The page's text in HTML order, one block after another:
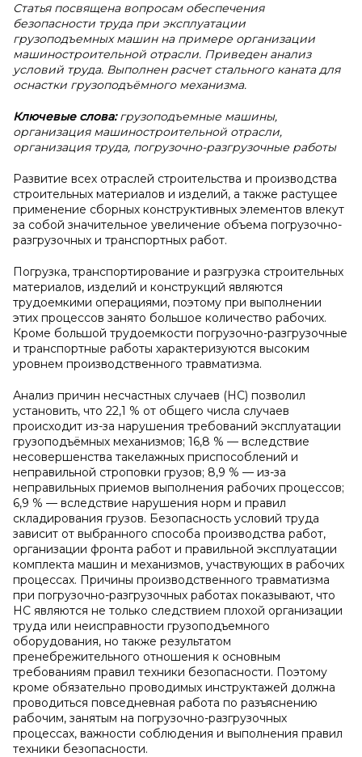
Статья посвящена вопросам обеспечения
безопасности труда при эксплуатации
грузоподъемных машин на примере организации
машиностроительной отрасли. Приведен анализ
условий труда. Выполнен расчет стального каната для
оснастки грузоподъёмного механизма.
Ключевые слова:грузоподъемные машины,
организация машиностроительной отрасли,
организация труда, погрузочно-разгрузочные работы
Развитие всех отраслей строительства и производства
строительных материалов и изделий, а также растущее
применение сборных конструктивных элементов влекут
за собой значительное увеличение объема погрузочно-
разгрузочных и транспортных работ.
Погрузка, транспортирование и разгрузка строительных
материалов, изделий и конструкций являются
трудоемкими операциями, поэтому при выполнении
этих процессов занято большое количество рабочих.
Кроме большой трудоемкости погрузочно-разгрузочные
и транспортные работы характеризуются высоким
уровнем производственного травматизма.
Анализ причин несчастных случаев (НС) позволил
установить, что 22,1 % от общего числа случаев
происходит из-за нарушения требований эксплуатации
грузоподъёмных механизмов; 16,8 % — вследствие
несовершенства такелажных приспособлений и
неправильной строповки грузов; 8,9 % — из-за
неправильных приемов выполнения рабочих процессов;
6,9 % — вследствие нарушения норм и правил
складирования грузов. Безопасность условий труда
зависит от выбранного способа производства работ,
организации фронта работ и правильной эксплуатации
комплекта машин и механизмов, участвующих в рабочих
процессах. Причины производственного травматизма
при погрузочно-разгрузочных работах показывают, что
НС являются не только следствием плохой организации
труда или неисправности грузоподъемного
оборудования, но также результатом
пренебрежительного отношения к основным
требованиям правил техники безопасности. Поэтому
кроме обязательно проводимых инструктажей должна
проводиться повседневная работа по разъяснению
рабочим, занятым на погрузочно-разгрузочных
процессах, важности соблюдения и выполнения правил
техники безопасности.